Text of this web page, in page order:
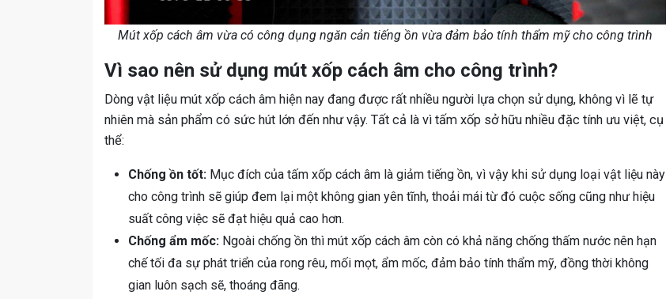
Mút xốp cách âm vừa có công dụng ngăn cản tiếng ồn vừa đảm bảo tính thẩm mỹ cho công trình
Vì sao nên sử dụng mút xốp cách âm cho công trình?
Dòng vật liệu mút xốp cách âm hiện nay đang được rất nhiều người lựa chọn sử dụng, không vì lẽ tự
nhiên mà sản phẩm có sức hút lớn đến như vậy. Tất cả là vì tấm xốp sở hữu nhiều đặc tính ưu việt, cụ
thể:
Chống ồn tốt: Mục đích của tấm xốp cách âm là giảm tiếng ồn, vì vậy khi sử dụng loại vật liệu này
cho công trình sẽ giúp đem lại một không gian yên tĩnh, thoải mái từ đó cuộc sống cũng như hiệu
suất công việc sẽ đạt hiệu quả cao hơn.
Chống ẩm mốc: Ngoài chống ồn thì mút xốp cách âm còn có khả năng chống thấm nước nên hạn
chế tối đa sự phát triển của rong rêu, mối mọt, ẩm mốc, đảm bảo tính thẩm mỹ, đồng thời không
gian luôn sạch sẽ, thoáng đãng.